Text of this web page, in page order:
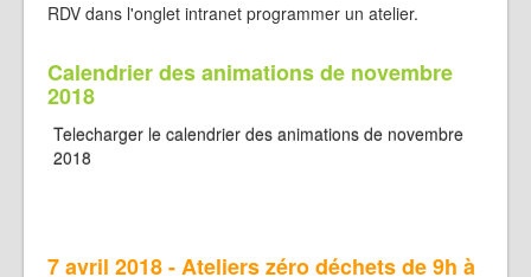
RDV dans l'onglet intranet programmer un atelier.
Calendrier des animations de novembre
2018
Telecharger le calendrier des animations de novembre
2018
7 avril 2018 - Ateliers zéro déchets de 9h à